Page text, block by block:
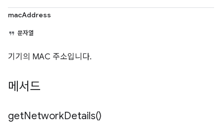
macAddress
문자열
기기의 MAC 주소입니다.
메서드
getNetworkDetails()